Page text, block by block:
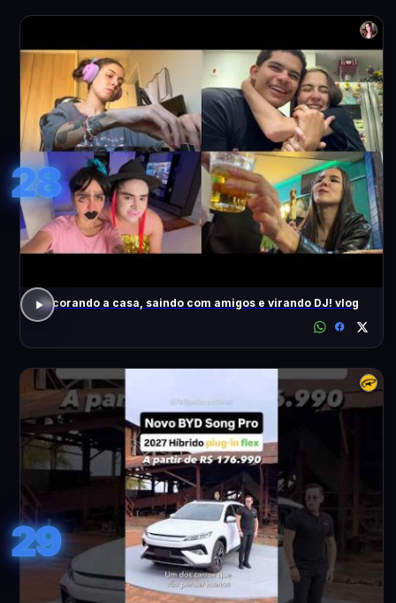
28
decorando a casa, saindo com amigos e virando DJ! vlog
29